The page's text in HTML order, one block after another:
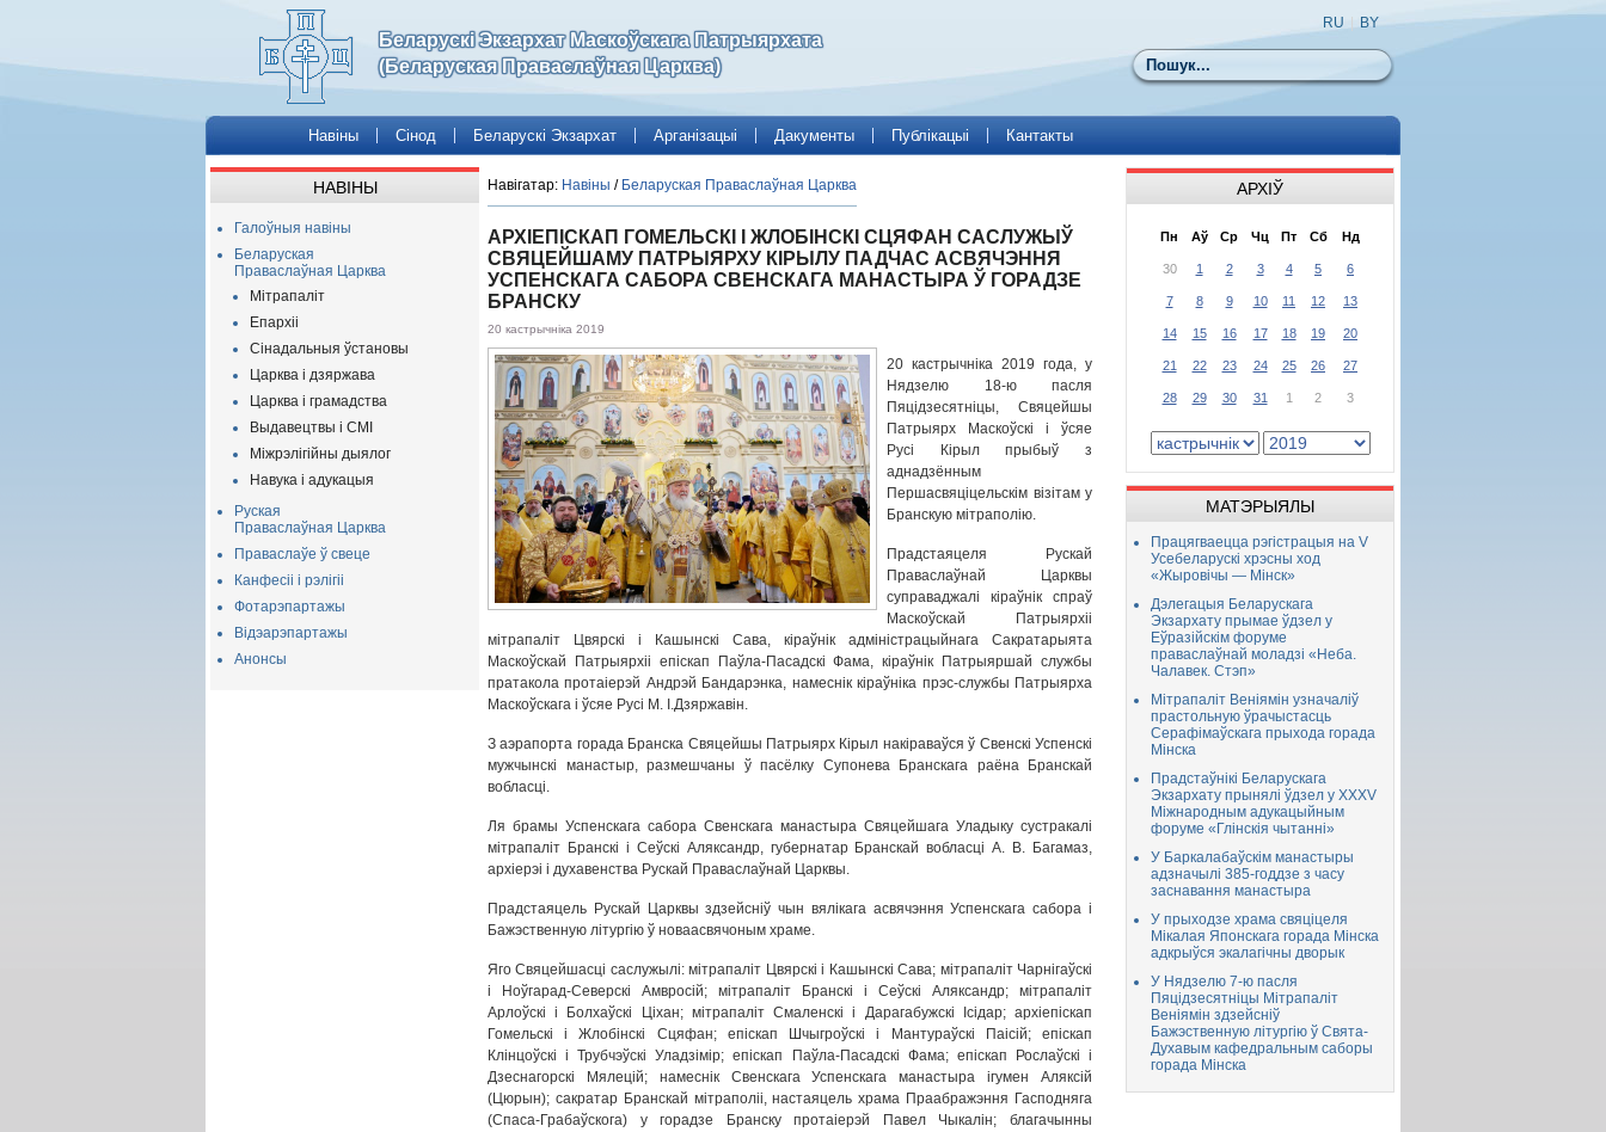
Беларускі Экзархат Маскоўскага Патрыярхата
(Беларуская Праваслаўная Царква)
Пошук
RU BY
Навіны Сінод Беларускі Экзархат Арганізацыі Дакументы Публікацыі Кантакты
НАВІНЫ
Галоўныя навіны
Беларуская
Праваслаўная Царква
Мітрапаліт
Епархіі
Сінадальныя ўстановы
Царква і дзяржава
Царква і грамадства
Выдавецтвы і СМІ
Міжрэлігійны дыялог
Навука і адукацыя
Руская
Праваслаўная Царква
Праваслаўе ў свеце
Канфесіі і рэлігіі
Фотарэпартажы
Відэарэпартажы
Анонсы
Навігатар: Навіны / Беларуская Праваслаўная Царква
АРХІЕПІСКАП ГОМЕЛЬСКІ І ЖЛОБІНСКІ СЦЯФАН САСЛУЖЫЎ
СВЯЦЕЙШАМУ ПАТРЫЯРХУ КІРЫЛУ ПАДЧАС АСВЯЧЭННЯ
УСПЕНСКАГА САБОРА СВЕНСКАГА МАНАСТЫРА Ў ГОРАДЗЕ
БРАНСКУ
20 кастрычніка 2019
20 кастрычніка 2019 года, у
Нядзелю 18-ю пасля
Пяцідзесятніцы, Свяцейшы
Патрыярх Маскоўскі і ўсяе
Русі Кірыл прыбыў з
аднадзённым
Першасвяціцельскім візітам у
Бранскую мітраполію.
Прадстаяцеля Рускай
Праваслаўнай Царквы
суправаджалі кіраўнік спраў
Маскоўскай Патрыярхіі
мітрапаліт Цвярскі і Кашынскі Сава, кіраўнік адміністрацыйнага Сакратарыята
Маскоўскай Патрыярхіі епіскап Паўла-Пасадскі Фама, кіраўнік Патрыяршай службы
пратакола протаіерэй Андрэй Бандарэнка, намеснік кіраўніка прэс-службы Патрыярха
Маскоўскага і ўсяе Русі М. І.Дзяржавін.
З аэрапорта горада Бранска Свяцейшы Патрыярх Кірыл накіраваўся ў Свенскі Успенскі
мужчынскі манастыр, размешчаны ў пасёлку Супонева Бранскага раёна Бранскай
вобласці.
Ля брамы Успенскага сабора Свенскага манастыра Свяцейшага Уладыку сустракалі
мітрапаліт Бранскі і Сеўскі Аляксандр, губернатар Бранскай вобласці А. В. Багамаз,
архіерэі і духавенства Рускай Праваслаўнай Царквы.
Прадстаяцель Рускай Царквы здзейсніў чын вялікага асвячэння Успенскага сабора і
Бажэственную літургію ў новаасвячоным храме.
Яго Свяцейшасці саслужылі: мітрапаліт Цвярскі і Кашынскі Сава; мітрапаліт Чарнігаўскі
і Ноўгарад-Северскі Амвросій; мітрапаліт Бранскі і Сеўскі Аляксандр; мітрапаліт
Арлоўскі і Болхаўскі Ціхан; мітрапаліт Смаленскі і Дарагабужскі Ісідар; архіепіскап
Гомельскі і Жлобінскі Сцяфан; епіскап Шчыгроўскі і Мантураўскі Паісій; епіскап
Клінцоўскі і Трубчэўскі Уладзімір; епіскап Паўла-Пасадскі Фама; епіскап Рослаўскі і
Дзеснагорскі Мялецій; намеснік Свенскага Успенскага манастыра ігумен Аляксій
(Цюрын); сакратар Бранскай мітраполіі, настаяцель храма Праабражэння Гасподняга
(Спаса-Грабаўскога) у горадзе Бранску протаіерэй Павел Чыкалін; благачынны
АРХІЎ
Пн Аў Ср Чц Пт Сб Нд
30 1 2 3 4 5 6
7 8 9 10 11 12 13
14 15 16 17 18 19 20
21 22 23 24 25 26 27
28 29 30 31 1 2 3
МАТЭРЫЯЛЫ
Працягваецца рэгістрацыя на V
Усебеларускі хрэсны ход
«Жыровічы — Мінск»
Дэлегацыя Беларускага
Экзархату прымае ўдзел у
Еўразійскім форуме
праваслаўнай моладзі «Неба.
Чалавек. Стэп»
Мітрапаліт Веніямін узначаліў
прастольную ўрачыстасць
Серафімаўскага прыхода горада
Мінска
Прадстаўнікі Беларускага
Экзархату прынялі ўдзел у XXXV
Міжнародным адукацыйным
форуме «Глінскія чытанні»
У Баркалабаўскім манастыры
адзначылі 385-годдзе з часу
заснавання манастыра
У прыходзе храма свяціцеля
Мікалая Японскага горада Мінска
адкрыўся экалагічны дворык
У Нядзелю 7-ю пасля
Пяцідзесятніцы Мітрапаліт
Веніямін здзейсніў
Бажэственную літургію ў Свята-
Духавым кафедральным саборы
горада Мінска